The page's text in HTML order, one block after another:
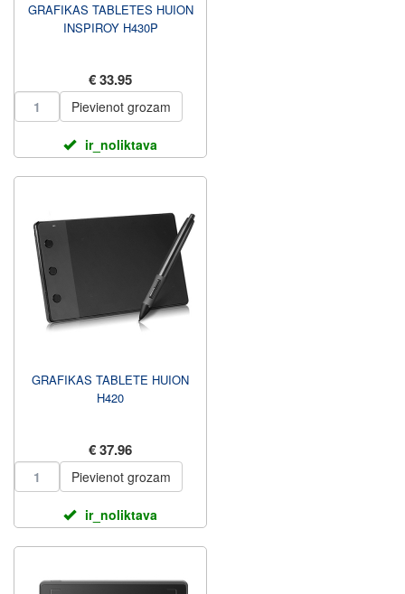
GRAFIKAS TABLETES HUION
INSPIROY H430P
€ 33.95
Pievienot grozam
ir_noliktava
GRAFIKAS TABLETE HUION
H420
€ 37.96
Pievienot grozam
ir_noliktava